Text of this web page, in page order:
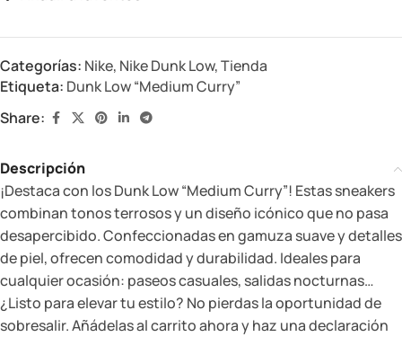
Categorías: Nike, Nike Dunk Low,Tienda
Etiqueta: Dunk Low “Medium Curry”
Share:
Descripción
¡Destaca con los Dunk Low “Medium Curry”! Estas sneakers
combinan tonos terrosos y un diseño icónico que no pasa
desapercibido. Confeccionadas en gamuza suave y detalles
de piel, ofrecen comodidad y durabilidad. Ideales para
cualquier ocasión: paseos casuales, salidas nocturnas…
¿Listo para elevar tu estilo? No pierdas la oportunidad de
sobresalir. Añádelas al carrito ahora y haz una declaración